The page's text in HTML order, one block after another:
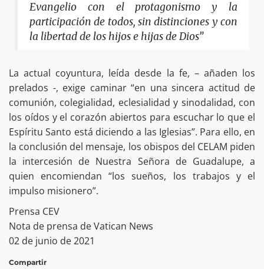
Evangelio con el protagonismo y la
participación de todos, sin distinciones y con
la libertad de los hijos e hijas de Dios”
La actual coyuntura, leída desde la fe, – añaden los
prelados -, exige caminar “en una sincera actitud de
comunión, colegialidad, eclesialidad y sinodalidad, con
los oídos y el corazón abiertos para escuchar lo que el
Espíritu Santo está diciendo a las Iglesias”. Para ello, en
la conclusión del mensaje, los obispos del CELAM piden
la intercesión de Nuestra Señora de Guadalupe, a
quien encomiendan “los sueños, los trabajos y el
impulso misionero”.
Prensa CEV
Nota de prensa de Vatican News
02 de junio de 2021
Compartir